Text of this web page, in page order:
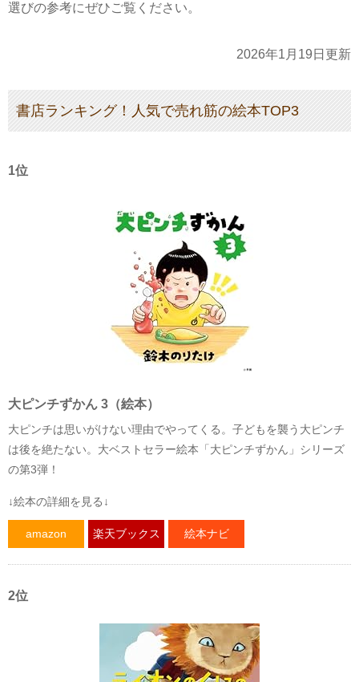
選びの参考にぜひご覧ください。
2026年1月19日更新
書店ランキング！人気で売れ筋の絵本TOP3
1位
大ピンチずかん 3（絵本）
大ピンチは思いがけない理由でやってくる。子どもを襲う大ピンチ
は後を絶たない。大ベストセラー絵本「大ピンチずかん」シリーズ
の第3弾！
↓絵本の詳細を見る↓
amazon 楽天ブックス 絵本ナビ
2位